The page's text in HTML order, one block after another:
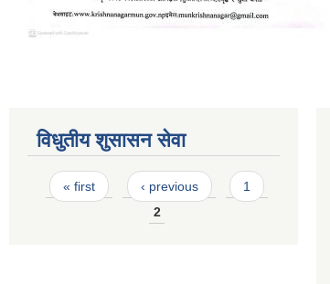
विधुतीय शुसासन सेवा
Pages
« first ‹ previous
1
2